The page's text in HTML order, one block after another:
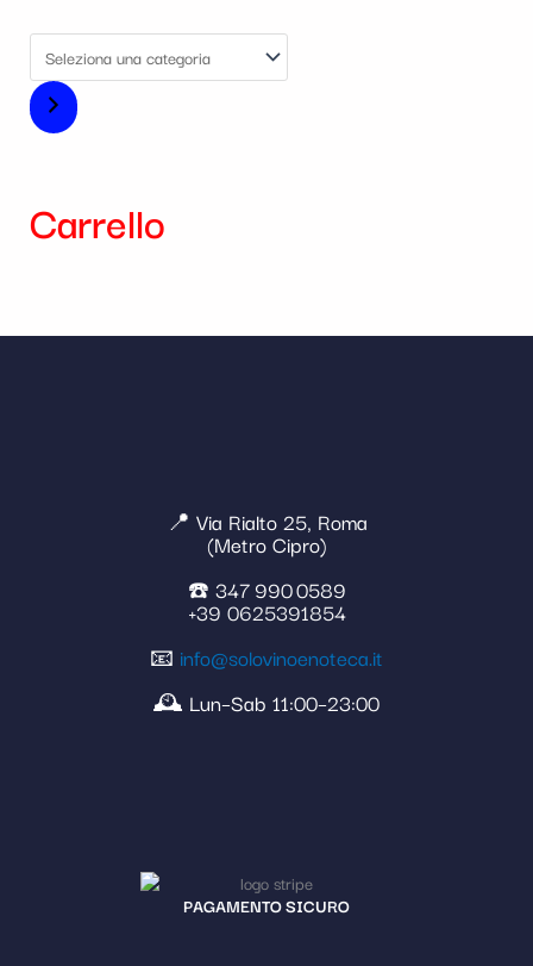
Carrello
📍 Via Rialto 25, Roma
(Metro Cipro)
☎️ 347 990 0589
+39 0625391854
📧 info@solovinoenoteca.it
🕰️ Lun–Sab 11:00–23:00
PAGAMENTO SICURO